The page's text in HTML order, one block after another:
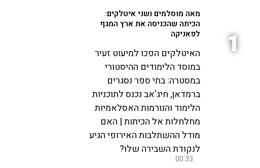
1
מאה מוסלמים ושני איטלקים:
הכיתה שהכניסה את ארץ המגף
לפאניקה
האיטלקים הפכו למיעוט זעיר
במוסד הלימודים ההיסטורי
במסטרה: בתי ספר נסגרים
ברמדאן, חיג'אב נכנס לתוכניות
הלימוד והנורמות האסלאמיות
מחלחלות אל הכיתות | האם
מודל ההשתלבות האירופי הגיע
לנקודת השבירה שלו?
00:33